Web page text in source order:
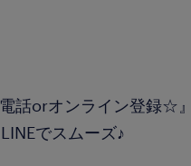
話orオンライン登録☆』
でスムーズ♪